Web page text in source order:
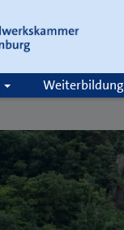
Weiterbildung